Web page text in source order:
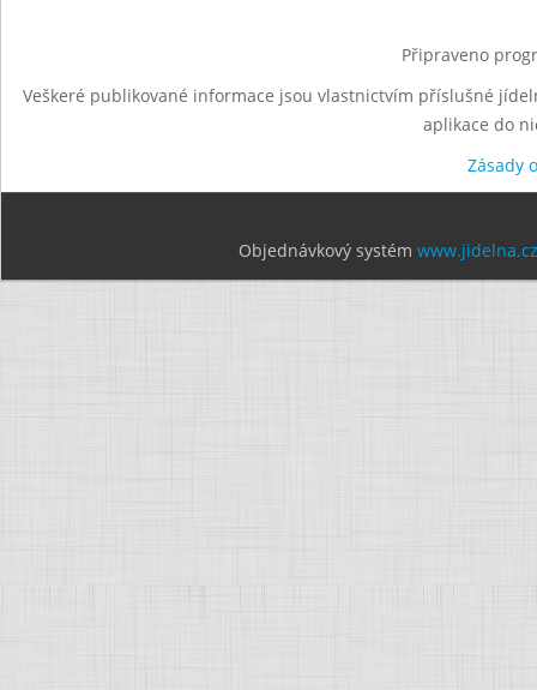
Připraveno
Veškeré publikované informace jsou vlastnictvím příslušné
aplikace do
Zásady
Objednávkový systém www.jidelna.cz